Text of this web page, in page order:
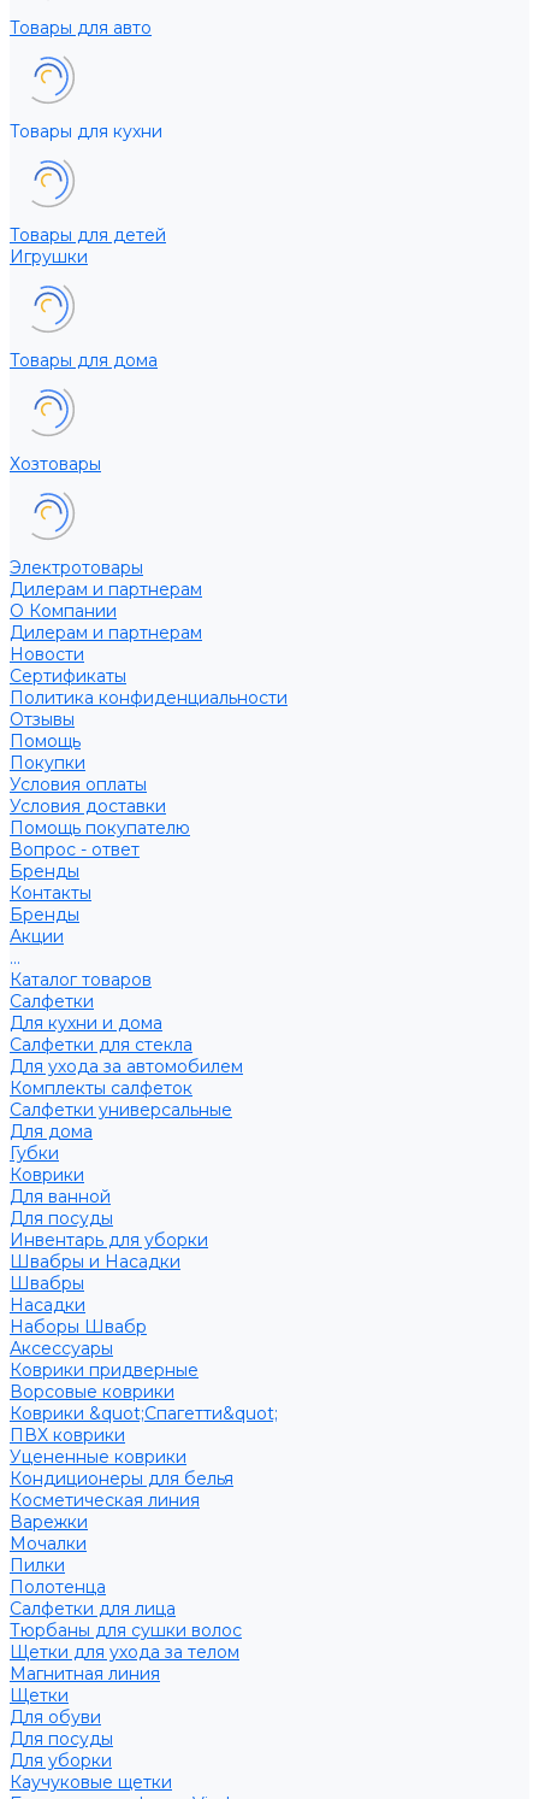
Товары для авто
Товары для кухни
Товары для детей
Игрушки
Товары для дома
Хозтовары
Электротовары
Дилерам и партнерам
О Компании
Дилерам и партнерам
Новости
Сертификаты
Политика конфиденциальности
Отзывы
Помощь
Покупки
Условия оплаты
Условия доставки
Помощь покупателю
Вопрос - ответ
Бренды
Контакты
Бренды
Акции
...
Каталог товаров
Салфетки
Для кухни и дома
Салфетки для стекла
Для ухода за автомобилем
Комплекты салфеток
Салфетки универсальные
Для дома
Губки
Коврики
Для ванной
Для посуды
Инвентарь для уборки
Швабры и Насадки
Швабры
Насадки
Наборы Швабр
Аксессуары
Коврики придверные
Ворсовые коврики
Коврики &quot;Спагетти&quot;
ПВХ коврики
Уцененные коврики
Кондиционеры для белья
Косметическая линия
Варежки
Мочалки
Пилки
Полотенца
Салфетки для лица
Тюрбаны для сушки волос
Щетки для ухода за телом
Магнитная линия
Щетки
Для обуви
Для посуды
Для уборки
Каучуковые щетки